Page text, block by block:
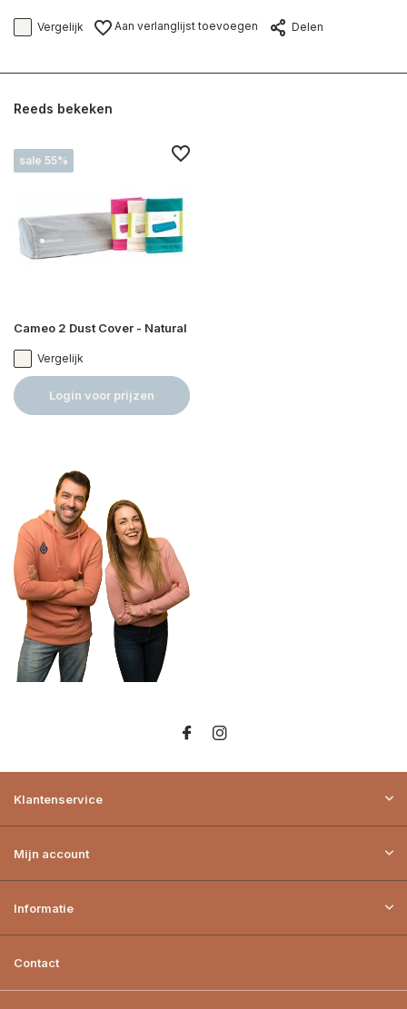
Vergelijk Aan verlanglijst toevoegen Delen
Reeds bekeken
sale 55%
Cameo 2 Dust Cover - Natural
Vergelijk
Login voor prijzen
Klantenservice
Mijn account
Informatie
Contact